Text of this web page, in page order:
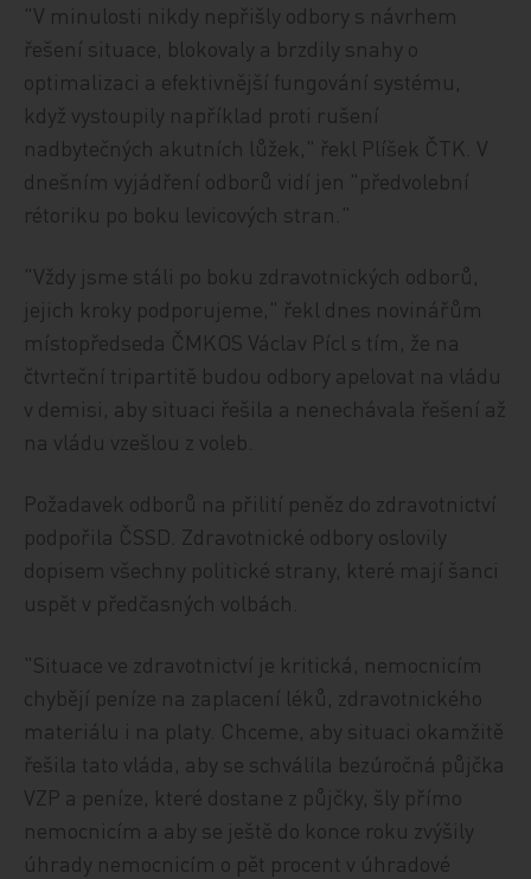
"V minulosti nikdy nepřišly odbory s návrhem
řešení situace, blokovaly a brzdily snahy o
optimalizaci a efektivnější fungování systému,
když vystoupily například proti rušení
nadbytečných akutních lůžek," řekl Plíšek ČTK. V
dnešním vyjádření odborů vidí jen "předvolební
rétoriku po boku levicových stran."
"Vždy jsme stáli po boku zdravotnických odborů,
jejich kroky podporujeme," řekl dnes novinářům
místopředseda ČMKOS Václav Pícl s tím, že na
čtvrteční tripartitě budou odbory apelovat na vládu
v demisi, aby situaci řešila a nenechávala řešení až
na vládu vzešlou z voleb.
Požadavek odborů na přilití peněz do zdravotnictví
podpořila ČSSD. Zdravotnické odbory oslovily
dopisem všechny politické strany, které mají šanci
uspět v předčasných volbách.
"Situace ve zdravotnictví je kritická, nemocnicím
chybějí peníze na zaplacení léků, zdravotnického
materiálu i na platy. Chceme, aby situaci okamžitě
řešila tato vláda, aby se schválila bezúročná půjčka
VZP a peníze, které dostane z půjčky, šly přímo
nemocnicím a aby se ještě do konce roku zvýšily
úhrady nemocnicím o pět procent v úhradové